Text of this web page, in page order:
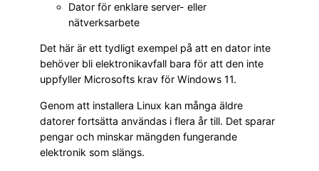
Dator för enklare server- eller
nätverksarbete
Det här är ett tydligt exempel på att en dator inte
behöver bli elektronikavfall bara för att den inte
uppfyller Microsofts krav för Windows 11.
Genom att installera Linux kan många äldre
datorer fortsätta användas i flera år till. Det sparar
pengar och minskar mängden fungerande
elektronik som slängs.